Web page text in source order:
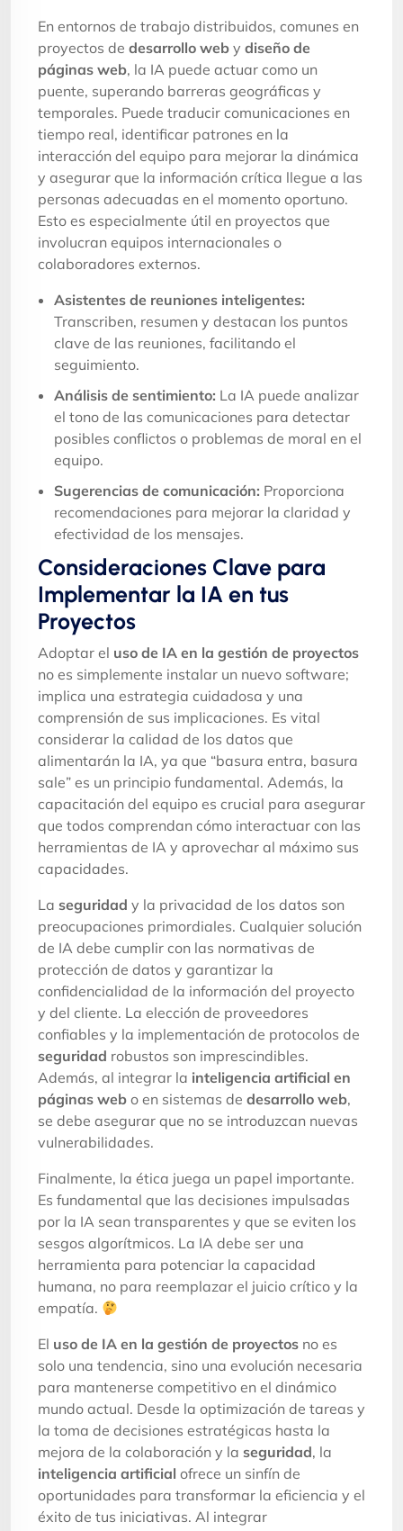
En entornos de trabajo distribuidos, comunes en
proyectos de desarrollo web y diseño de
páginas web, la IA puede actuar como un
puente, superando barreras geográficas y
temporales. Puede traducir comunicaciones en
tiempo real, identificar patrones en la
interacción del equipo para mejorar la dinámica
y asegurar que la información crítica llegue a las
personas adecuadas en el momento oportuno.
Esto es especialmente útil en proyectos que
involucran equipos internacionales o
colaboradores externos.
Asistentes de reuniones inteligentes:
Transcriben, resumen y destacan los puntos
clave de las reuniones, facilitando el
seguimiento.
Análisis de sentimiento: La IA puede analizar
el tono de las comunicaciones para detectar
posibles conflictos o problemas de moral en el
equipo.
Sugerencias de comunicación: Proporciona
recomendaciones para mejorar la claridad y
efectividad de los mensajes.
Consideraciones Clave para
Implementar la IA en tus
Proyectos
Adoptar el uso de IA en la gestión de proyectos
no es simplemente instalar un nuevo software;
implica una estrategia cuidadosa y una
comprensión de sus implicaciones. Es vital
considerar la calidad de los datos que
alimentarán la IA, ya que “basura entra, basura
sale” es un principio fundamental. Además, la
capacitación del equipo es crucial para asegurar
que todos comprendan cómo interactuar con las
herramientas de IA y aprovechar al máximo sus
capacidades.
La seguridad y la privacidad de los datos son
preocupaciones primordiales. Cualquier solución
de IA debe cumplir con las normativas de
protección de datos y garantizar la
confidencialidad de la información del proyecto
y del cliente. La elección de proveedores
confiables y la implementación de protocolos de
seguridad robustos son imprescindibles.
Además, al integrar la inteligencia artificial en
páginas web o en sistemas de desarrollo web,
se debe asegurar que no se introduzcan nuevas
vulnerabilidades.
Finalmente, la ética juega un papel importante.
Es fundamental que las decisiones impulsadas
por la IA sean transparentes y que se eviten los
sesgos algorítmicos. La IA debe ser una
herramienta para potenciar la capacidad
humana, no para reemplazar el juicio crítico y la
empatía.
El uso de IA en la gestión de proyectos no es
solo una tendencia, sino una evolución necesaria
para mantenerse competitivo en el dinámico
mundo actual. Desde la optimización de tareas y
la toma de decisiones estratégicas hasta la
mejora de la colaboración y la seguridad, la
inteligencia artificial ofrece un sinfín de
oportunidades para transformar la eficiencia y el
éxito de tus iniciativas. Al integrar